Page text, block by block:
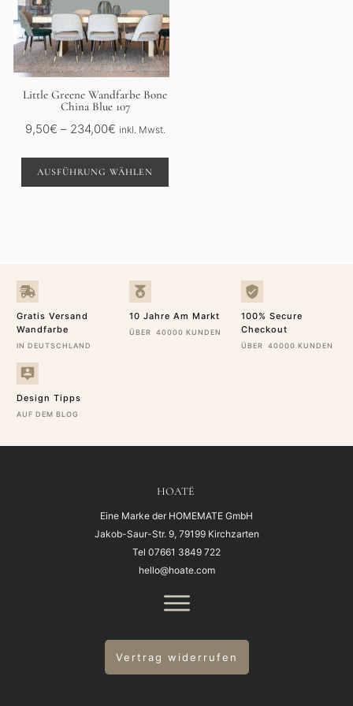
Little Greene Wandfarbe Bone
China Blue 107
9,50€ – 234,00€Preisspanne:
bis
234,00€
inkl. Mwst.
AUSFÜHRUNG WÄHLEN
auf.
Die
Optionen
können
auf
der
Produktseite
gewählt
Gratis Versand
Wandfarbe
IN DEUTSCHLAND
10 Jahre Am Markt
ÜBER 40000 KUNDEN
100% Secure
Checkout
ÜBER 40000 KUNDEN
Design Tipps
AUF DEM BLOG
HOATÉ
Eine Marke der HOMEMATE GmbH
Jakob-Saur-Str. 9, 79199 Kirchzarten
Tel 07661 3849 722
hello@hoate.com
Vertrag widerrufen